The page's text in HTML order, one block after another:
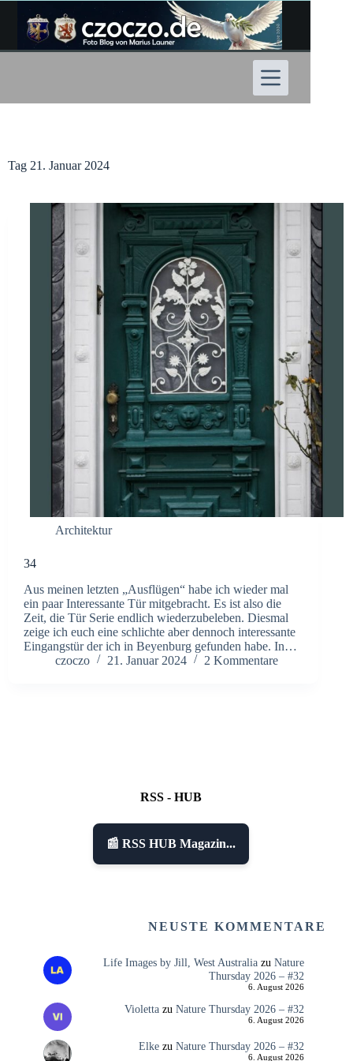
Inhalt
springen
Tag 21. Januar 2024
Architektur
34
Aus meinen letzten „Ausflügen“ habe ich wieder mal
ein paar Interessante Tür mitgebracht. Es ist also die
Zeit, die Tür Serie endlich wiederzubeleben. Diesmal
zeige ich euch eine schlichte aber dennoch interessante
Eingangstür der ich in Beyenburg gefunden habe. In…
czoczo
21. Januar 2024 2 Kommentare
RSS - HUB
📰 RSS HUB Magazin...
NEUSTE KOMMENTARE
Life Images by Jill, West Australiazu Nature
Thursday 2026 – #32
6. August 2026
Violettazu Nature Thursday 2026 – #32
6. August 2026
Elkezu Nature Thursday 2026 – #32
6. August 2026